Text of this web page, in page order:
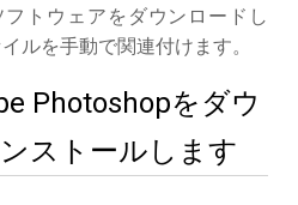
フトウェアをダウンロードし
ルを手動で関連付けます。
Photoshopをダウ
ストールします